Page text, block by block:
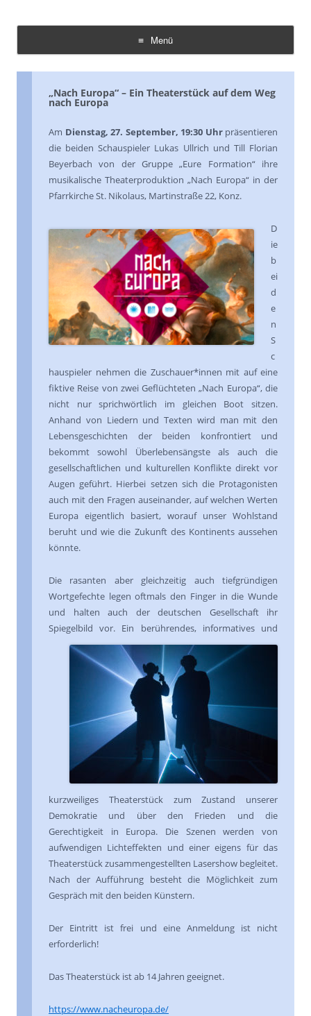
Menü
Zum
Inhalt
„Nach Europa“ – Ein Theaterstück auf dem Weg
nach Europa
Am Dienstag, 27. September, 19:30 Uhrpräsentieren
die beiden Schauspieler Lukas Ullrich und Till Florian
Beyerbach von der Gruppe „Eure Formation“ ihre
musikalische Theaterproduktion „Nach Europa“ in der
Pfarrkirche St. Nikolaus, Martinstraße 22, Konz.
D
ie
b
ei
d
e
n
S
c
hauspieler nehmen die Zuschauer*innen mit auf eine
fiktive Reise von zwei Geflüchteten „Nach Europa“, die
nicht nur sprichwörtlich im gleichen Boot sitzen.
Anhand von Liedern und Texten wird man mit den
Lebensgeschichten der beiden konfrontiert und
bekommt sowohl Überlebensängste als auch die
gesellschaftlichen und kulturellen Konflikte direkt vor
Augen geführt. Hierbei setzen sich die Protagonisten
auch mit den Fragen auseinander, auf welchen Werten
Europa eigentlich basiert, worauf unser Wohlstand
beruht und wie die Zukunft des Kontinents aussehen
könnte.
Die rasanten aber gleichzeitig auch tiefgründigen
Wortgefechte legen oftmals den Finger in die Wunde
und halten auch der deutschen Gesellschaft ihr
Spiegelbild vor. Ein berührendes, informatives und
kurzweiliges Theaterstück zum Zustand unserer
Demokratie und über den Frieden und die
Gerechtigkeit in Europa. Die Szenen werden von
aufwendigen Lichteffekten und einer eigens für das
Theaterstück zusammengestellten Lasershow begleitet.
Nach der Aufführung besteht die Möglichkeit zum
Gespräch mit den beiden Künstern.
Der Eintritt ist frei und eine Anmeldung ist nicht
erforderlich!
Das Theaterstück ist ab 14 Jahren geeignet.
https://www.nacheuropa.de/